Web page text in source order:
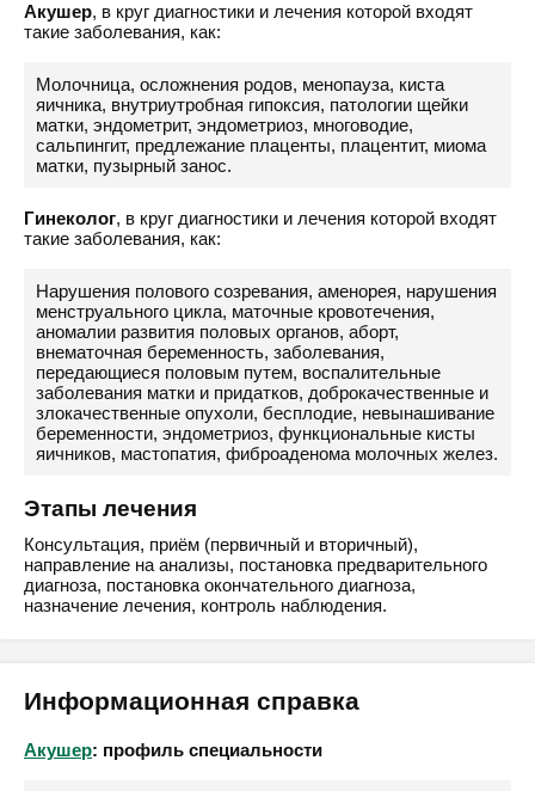
Акушер, в круг диагностики и лечения которой входят
такие заболевания, как:
Молочница, осложнения родов, менопауза, киста
яичника, внутриутробная гипоксия, патологии щейки
матки, эндометрит, эндометриоз, многоводие,
сальпингит, предлежание плаценты, плацентит, миома
матки, пузырный занос.
Гинеколог, в круг диагностики и лечения которой входят
такие заболевания, как:
Нарушения полового созревания, аменорея, нарушения
менструального цикла, маточные кровотечения,
аномалии развития половых органов, аборт,
внематочная беременность, заболевания,
передающиеся половым путем, воспалительные
заболевания матки и придатков, доброкачественные и
злокачественные опухоли, бесплодие, невынашивание
беременности, эндометриоз, функциональные кисты
яичников, мастопатия, фиброаденома молочных желез.
Этапы лечения
Консультация, приём (первичный и вторичный),
направление на анализы, постановка предварительного
диагноза, постановка окончательного диагноза,
назначение лечения, контроль наблюдения.
Информационная справка
Акушер: профиль специальности